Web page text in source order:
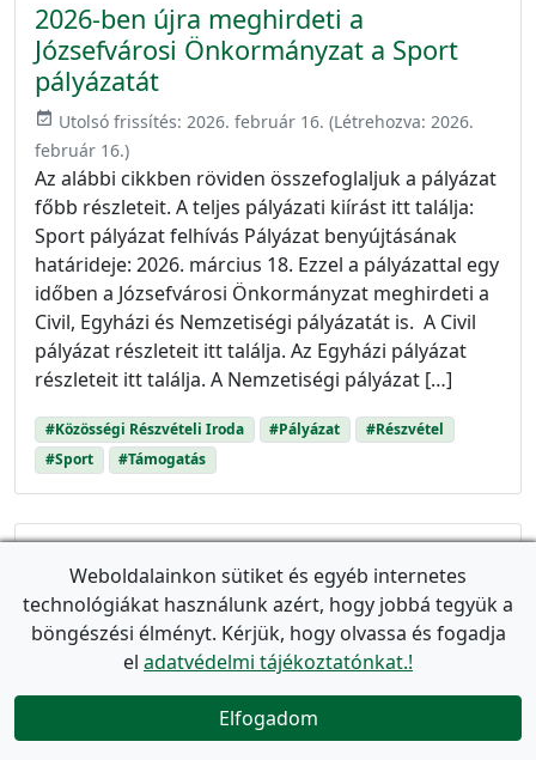
2026-ben újra meghirdeti a
Józsefvárosi Önkormányzat a Sport
pályázatát
event_available Utolsó frissítés: 2026. február 16. (Létrehozva: 2026.
február 16.)
Az alábbi cikkben röviden összefoglaljuk a pályázat
főbb részleteit. A teljes pályázati kiírást itt találja:
Sport pályázat felhívás Pályázat benyújtásának
határideje: 2026. március 18. Ezzel a pályázattal egy
időben a Józsefvárosi Önkormányzat meghirdeti a
Civil, Egyházi és Nemzetiségi pályázatát is. A Civil
pályázat részleteit itt találja. Az Egyházi pályázat
részleteit itt találja. A Nemzetiségi pályázat […]
#Közösségi Részvételi Iroda #Pályázat
#Részvétel
#Sport
#Támogatás
Civil pályázat Józsefvárosban – 2026
tavasz
Utolsó frissítés:2026. február 17.(Létrehozva:
2026-ban újra meghirdeti a Józsefvárosi
Weboldalainkon sütiket és egyéb internetes
technológiákat használunk azért, hogy jobbá tegyük a
böngészési élményt. Kérjük, hogy olvassa és fogadja
el adatvédelmi tájékoztatónkat.!
Elfogadom